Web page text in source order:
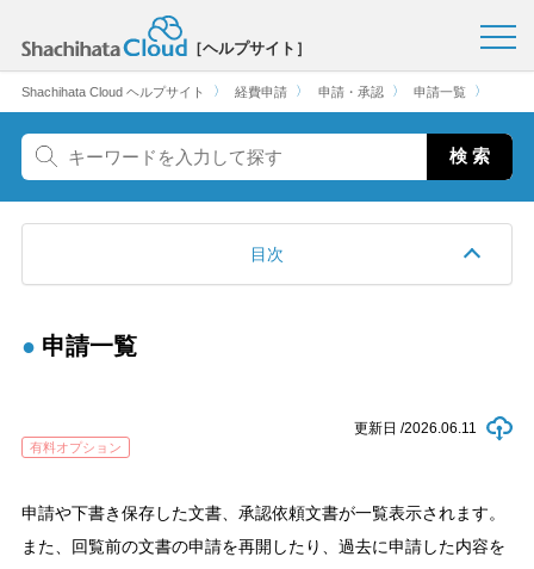
［ヘルプサイト］
Shachihata Cloud ヘルプサイト 〉 経費申請 〉 申請・承認 〉 申請一覧 〉
目次
申請一覧
有料オプション
更新日 /2026.06.11
申請や下書き保存した文書、承認依頼文書が一覧表示されます。
また、回覧前の文書の申請を再開したり、過去に申請した内容を